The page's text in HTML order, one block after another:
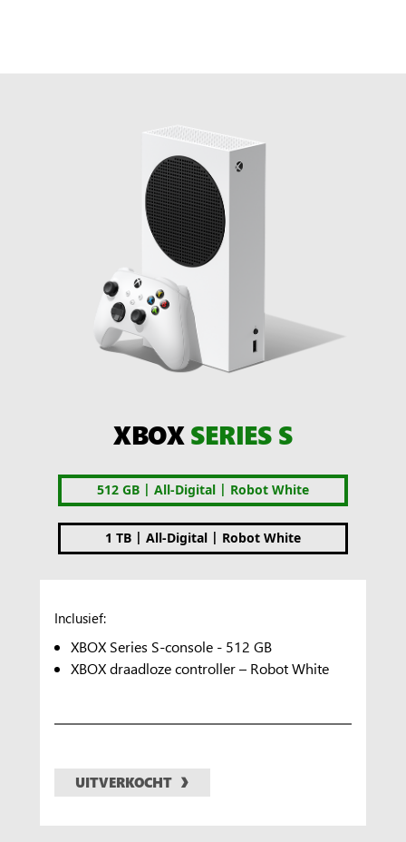
XBOXSERIES S
512 GB | All-Digital | Robot White
1 TB | All-Digital | Robot White
Inclusief:
XBOX Series S-console - 512 GB
XBOX draadloze controller – Robot White
UITVERKOCHT